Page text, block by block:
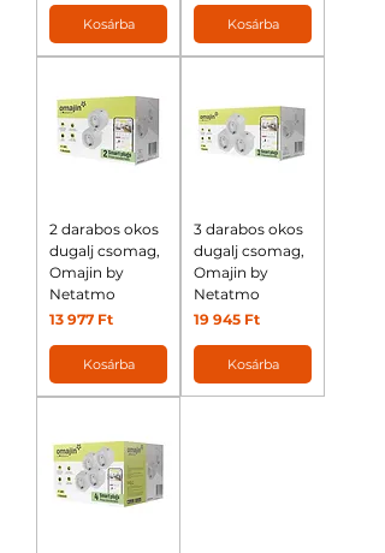
Kosárba Kosárba
2 darabos okos
dugalj csomag,
Omajin by
Netatmo
Ár
13 977 Ft
Kosárba
3 darabos okos
dugalj csomag,
Omajin by
Netatmo
Ár
19 945 Ft
Kosárba